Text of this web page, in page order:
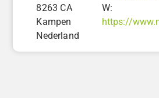
8263 CA
Kampen
Nederland
W:
https://